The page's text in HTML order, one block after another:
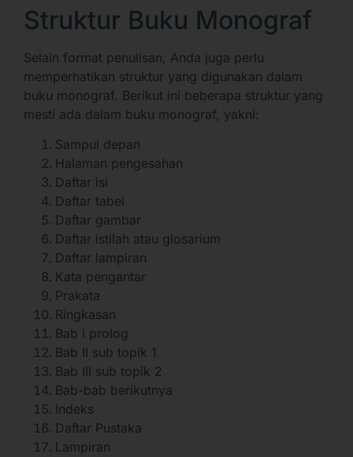
Struktur Buku Monograf
Selain format penulisan, Anda juga perlu
memperhatikan struktur yang digunakan dalam
buku monograf. Berikut ini beberapa struktur yang
mesti ada dalam buku monograf, yakni:
Sampul depan
Halaman pengesahan
Daftar isi
Daftar tabel
Daftar gambar
Daftar istilah atau glosarium
Daftar lampiran
Kata pengantar
Prakata
Ringkasan
Bab I prolog
Bab II sub topik 1
Bab III sub topik 2
Bab-bab berikutnya
Indeks
Daftar Pustaka
Lampiran